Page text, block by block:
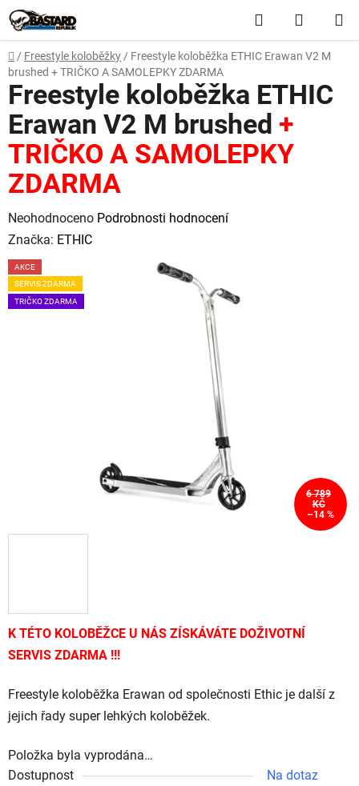
Přejít
na
obsah
Hledat
KOŠÍK
Domů
/ Freestyle koloběžky / Freestyle koloběžka ETHIC Erawan V2 M
brushed + TRIČKO A SAMOLEPKY ZDARMA
K TÉTO KOLOBĚŽCE U NÁS ZÍSKÁVÁTE DOŽIVOTNÍ
SERVIS ZDARMA !!!
Freestyle koloběžka Erawan od společnosti Ethic je další z
jejich řady super lehkých koloběžek.
Položka byla vyprodána…
Dostupnost
Na dotaz
Freestyle koloběžka ETHIC
Erawan V2 M brushed +
TRIČKO A SAMOLEPKY
ZDARMA
Průměrné
hodnocení
produktu
je
0,0
Neohodnoceno Podrobnosti hodnocení
Značka: ETHIC
AKCE
SERVIS ZDARMA
TRIČKO ZDARMA
6 789
KČ
–14 %